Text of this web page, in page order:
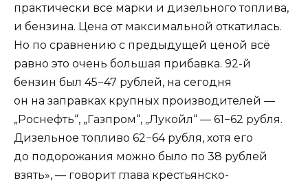
практически все марки и дизельного топлива,
и бензина. Цена от максимальной откатилась.
Но по сравнению с предыдущей ценой всё
равно это очень большая прибавка. 92-й
бензин был 45−47 рублей, на сегодня
он на заправках крупных производителей —
„Роснефть“, „Газпром“, „Лукойл“ — 61−62 рубля.
Дизельное топливо 62−64 рубля, хотя его
до подорожания можно было по 38 рублей
взять», — говорит глава крестьянско-